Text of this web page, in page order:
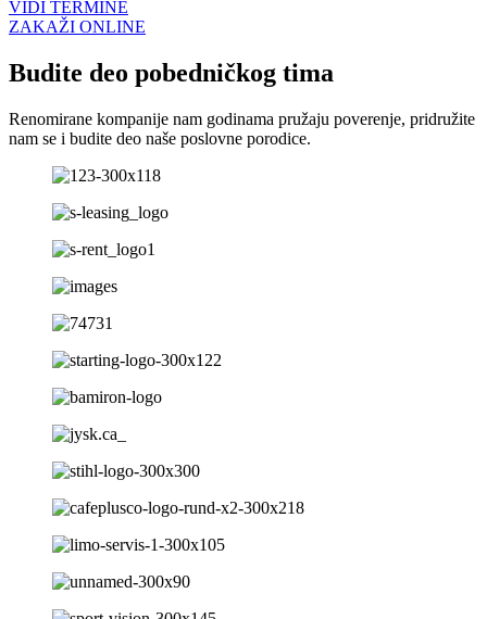
VIDI TERMINE
ZAKAŽI ONLINE
Budite deo pobedničkog tima
Renomirane kompanije nam godinama pružaju poverenje, pridružite
nam se i budite deo naše poslovne porodice.